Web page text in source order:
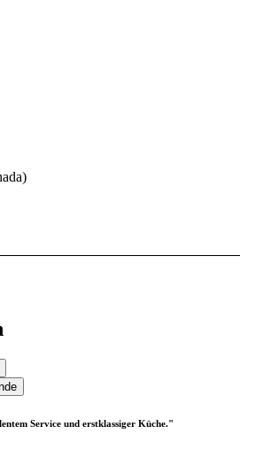
Service und erstklassiger Küche."